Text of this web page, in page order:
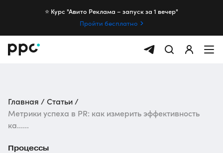
⭐️ Курс "Авито Реклама – запуск за 1 вечер"
Пройти бесплатно
Главная
Статьи
Метрики успеха в PR: как измерить эффективность
ка......
Процессы